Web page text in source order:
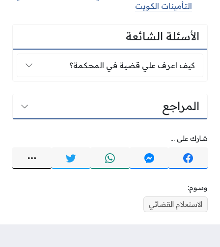
التأمينات الكويت
الأسئلة الشائعة
كيف اعرف علي قضية في المحكمة؟
كيف اعرف علي قضية في المحكمة؟
المراجع
شارك على ...
وسوم:
الاستعلام القضائي